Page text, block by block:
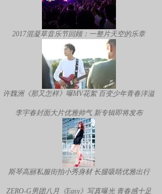
2017混凝草音乐节回顾：一整片天空的乐章
许魏洲《那又怎样》曝MV花絮 百变少年青春洋溢
李宇春封面大片优雅帅气 新专辑即将发布
斯琴高丽私服街拍小秀身材 长腿吸睛优雅出行
ZERO-G男团八月《Easy》写真曝光 青春感十足